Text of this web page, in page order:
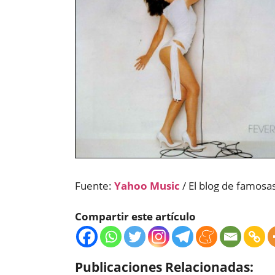
Fuente: Yahoo Music / El blog de
Compartir este artículo
Publicaciones Relacionadas: